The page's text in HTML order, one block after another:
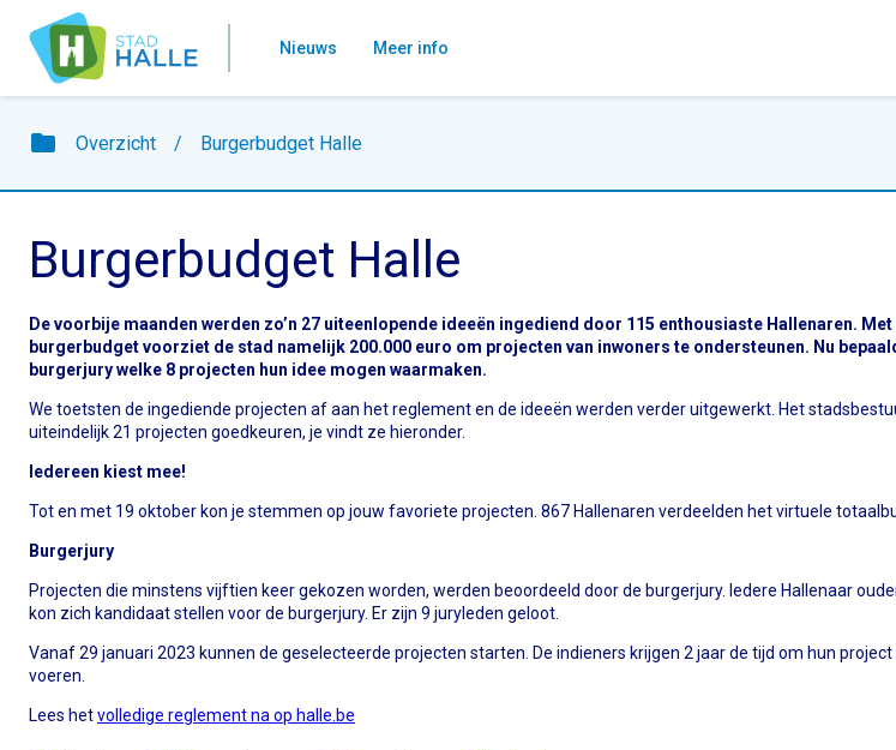
Nieuws Meer info
folder Overzicht / Burgerbudget Halle
Burgerbudget Halle
De voorbije maanden werden zo’n 27 uiteenlopende ideeën ingediend door 115 enthousiaste Hallenaren. Met
burgerbudget voorziet de stad namelijk 200.000 euro om projecten van inwoners te ondersteunen. Nu
burgerjury welke 8 projecten hun idee mogen waarmaken.
We toetsten de ingediende projecten af aan het reglement en de ideeën werden verder uitgewerkt. Het
uiteindelijk 21 projecten goedkeuren, je vindt ze hieronder.
Iedereen kiest mee!
Tot en met 19 oktober kon je stemmen op jouw favoriete projecten. 867 Hallenaren verdeelden het virtuele
Burgerjury
Projecten die minstens vijftien keer gekozen worden, werden beoordeeld door de burgerjury. Iedere Hallenaar
kon zich kandidaat stellen voor de burgerjury. Er zijn 9 juryleden geloot.
Vanaf 29 januari 2023 kunnen de geselecteerde projecten starten. De indieners krijgen 2 jaar de tijd om hun project
voeren.
Lees hetvolledige reglement na op halle.be